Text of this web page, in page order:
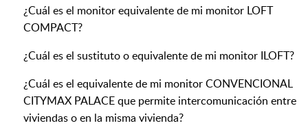
¿Cuál es el monitor equivalente de mi monitor LOFT
COMPACT?
¿Cuál es el sustituto o equivalente de mi monitor ILOFT?
¿Cuál es el equivalente de mi monitor CONVENCIONAL
CITYMAX PALACE que permite intercomunicación entre
viviendas o en la misma vivienda?